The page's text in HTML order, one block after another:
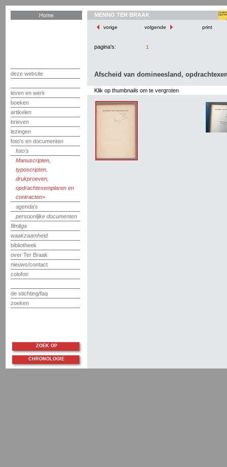
Home
deze website
leven en werk
boeken
artikelen
brieven
lezingen
foto's en documenten
foto's
Manuscripten,
typoscripten,
drukproeven,
opdrachtexemplaren en
contracten
agenda's
persoonlijke documenten
filmliga
waakzaamheid
bibliotheek
over Ter Braak
nieuws/contact
colofon
de stichting/faq
zoeken
MENNO TER BRAAK
vorige volgende print
pagina's: 1
Afscheid van domineesland,
Klik op thumbnails om te vergroten
ZOEK OP
CHRONOLOGIE